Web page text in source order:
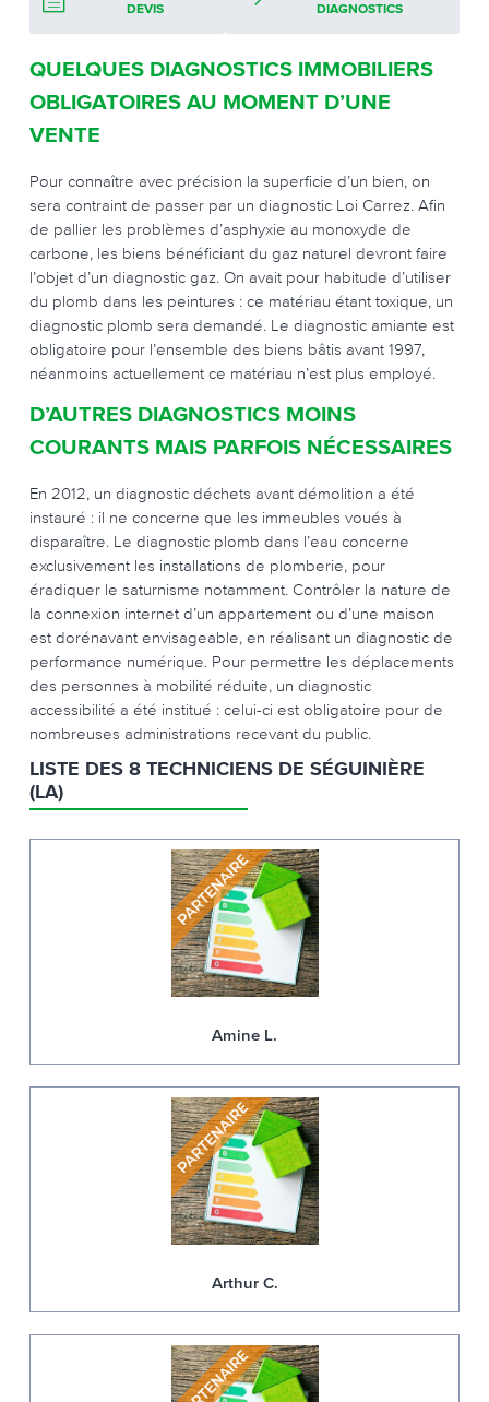
DEVIS
DIAGNOSTICS
QUELQUES DIAGNOSTICS IMMOBILIERS
OBLIGATOIRES AU MOMENT D’UNE
VENTE
Pour connaître avec précision la superficie d’un bien, on
sera contraint de passer par un diagnostic Loi Carrez. Afin
de pallier les problèmes d’asphyxie au monoxyde de
carbone, les biens bénéficiant du gaz naturel devront faire
l’objet d’un diagnostic gaz. On avait pour habitude d’utiliser
du plomb dans les peintures : ce matériau étant toxique, un
diagnostic plomb sera demandé. Le diagnostic amiante est
obligatoire pour l’ensemble des biens bâtis avant 1997,
néanmoins actuellement ce matériau n’est plus employé.
D’AUTRES DIAGNOSTICS MOINS
COURANTS MAIS PARFOIS NÉCESSAIRES
En 2012, un diagnostic déchets avant démolition a été
instauré : il ne concerne que les immeubles voués à
disparaître. Le diagnostic plomb dans l’eau concerne
exclusivement les installations de plomberie, pour
éradiquer le saturnisme notamment. Contrôler la nature de
la connexion internet d’un appartement ou d’une maison
est dorénavant envisageable, en réalisant un diagnostic de
performance numérique. Pour permettre les déplacements
des personnes à mobilité réduite, un diagnostic
accessibilité a été institué : celui-ci est obligatoire pour de
nombreuses administrations recevant du public.
LISTE DES 8 TECHNICIENS DE SÉGUINIÈRE
(LA)
Amine L.
Arthur C.